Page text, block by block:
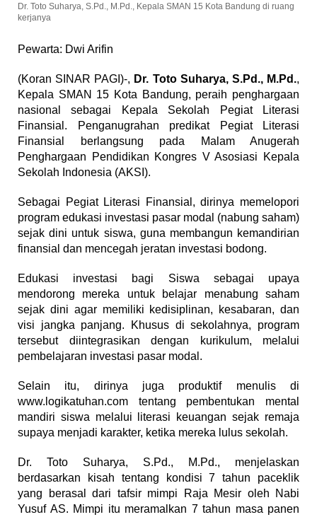
Dr. Toto Suharya, S.Pd., M.Pd., Kepala SMAN 15 Kota Bandung di ruang
kerjanya
Pewarta: Dwi Arifin
(Koran SINAR PAGI)-, Dr. Toto Suharya, S.Pd., M.Pd.,
Kepala SMAN 15 Kota Bandung, peraih penghargaan
nasional sebagai Kepala Sekolah Pegiat Literasi
Finansial. Penganugrahan predikat Pegiat Literasi
Finansial berlangsung pada Malam Anugerah
Penghargaan Pendidikan Kongres V Asosiasi Kepala
Sekolah Indonesia (AKSI).
Sebagai Pegiat Literasi Finansial, dirinya memelopori
program edukasi investasi pasar modal (nabung saham)
sejak dini untuk siswa, guna membangun kemandirian
finansial dan mencegah jeratan investasi bodong.
Edukasi investasi bagi Siswa sebagai upaya
mendorong mereka untuk belajar menabung saham
sejak dini agar memiliki kedisiplinan, kesabaran, dan
visi jangka panjang. Khusus di sekolahnya, program
tersebut diintegrasikan dengan kurikulum, melalui
pembelajaran investasi pasar modal.
Selain itu, dirinya juga produktif menulis di
www.logikatuhan.com tentang pembentukan mental
mandiri siswa melalui literasi keuangan sejak remaja
supaya menjadi karakter, ketika mereka lulus sekolah.
Dr. Toto Suharya, S.Pd., M.Pd., menjelaskan
berdasarkan kisah tentang kondisi 7 tahun paceklik
yang berasal dari tafsir mimpi Raja Mesir oleh Nabi
Yusuf AS. Mimpi itu meramalkan 7 tahun masa panen